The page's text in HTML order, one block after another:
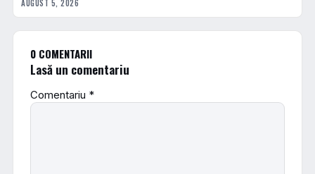
AUGUST 5, 2026
0 COMENTARII
Lasă un comentariu
Comentariu *